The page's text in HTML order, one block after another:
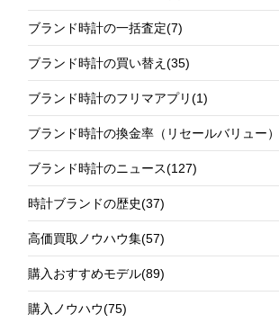
ブランド時計の一括査定(7)
ブランド時計の買い替え(35)
ブランド時計のフリマアプリ(1)
ブランド時計の換金率（リセールバリュー
ブランド時計のニュース(127)
時計ブランドの歴史(37)
高価買取ノウハウ集(57)
購入おすすめモデル(89)
購入ノウハウ(75)